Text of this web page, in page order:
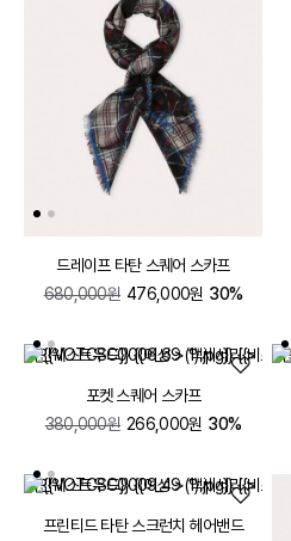
드레이프 타탄 스퀘어 스카프
476,000원
680,000원 30%
포켓 스퀘어 스카프
266,000원
380,000원 30%
프린티드 타탄 스크런치 헤어밴드